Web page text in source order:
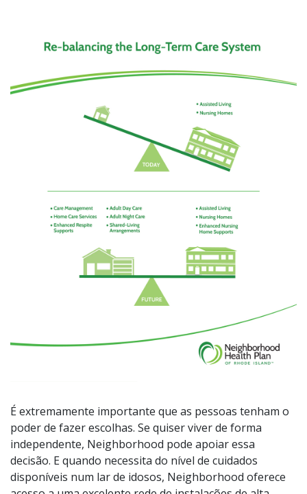
É extremamente importante que as pessoas tenham o
poder de fazer escolhas. Se quiser viver de forma
independente, Neighborhood pode apoiar essa
decisão. E quando necessita do nível de cuidados
disponíveis num lar de idosos, Neighborhood oferece